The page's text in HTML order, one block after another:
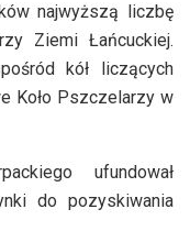
najwyższą liczbę
Ziemi Łańcuckiej.
kół liczących
Koło Pszczelarzy w
ufundował
do pozyskiwania